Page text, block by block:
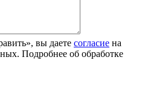
вы даете согласие на
Подробнее об обработке